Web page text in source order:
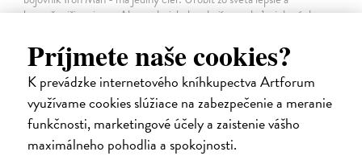
Príjmete naše cookies?
K prevádzke internetového kníhkupectva Artforum
využívame cookies slúžiace na zabezpečenie a meranie
funkčnosti, marketingové účely a zaistenie vášho
maximálneho pohodlia a spokojnosti.
bezpečnejšie miesto. Aby to dosiahol, nebojí sa vydať ani do tých
Na sklade
9,45 €
9,95 € ?